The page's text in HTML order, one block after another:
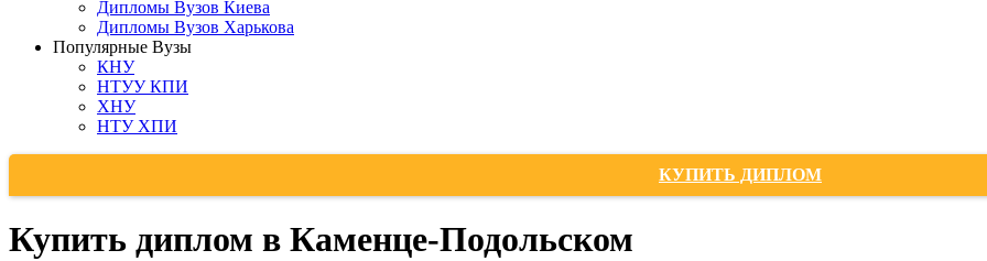
Дипломы Вузов Киева
Дипломы Вузов Харькова
Популярные Вузы
КНУ
НТУУ КПИ
ХНУ
НТУ ХПИ
КУПИТЬ ДИПЛОМ
Купить диплом в Каменце-Подольском